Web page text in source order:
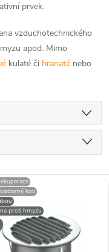
prvek.
vzduchotechnického
apod. Mimo
kulaté či hranaté nebo
kov
proti hmyzu